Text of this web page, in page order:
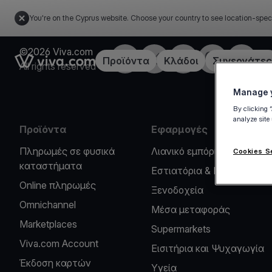
You're on the Cyprus website. Choose your country to see location-
Link to the homepageΠροϊόντα Κλάδοι Συνεργάτες
©2026 Viva.com
All rights reserved
Facebook
X LinkedInInstagramYouTube
Προϊόντα
Πληρωμές σε φυσικά
καταστήματα
Online πληρωμές
Omnichannel
Marketplaces
Viva.com Account
Έκδοση καρτών
Εφαρμογές
Λιανικό εμπόριο
Εστιατόρια & Καφέ
Ξενοδοχεία
Μέσα μεταφοράς
Supermarkets
Εισιτήρια και Ψυχαγωγία
Υγεία
Manage
By clicking
analyze
Cookies